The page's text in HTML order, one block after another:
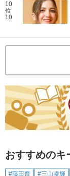
10
位
10
おすすめのキ
#藤田晋 #三山凌輝